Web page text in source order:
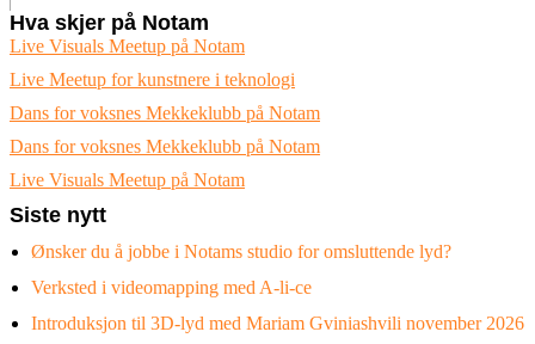
Hva skjer på Notam
Live Visuals Meetup på Notam
Live Meetup for kunstnere i teknologi
Dans for voksnes Mekkeklubb på Notam
Dans for voksnes Mekkeklubb på Notam
Live Visuals Meetup på Notam
Siste nytt
Ønsker du å jobbe i Notams studio for omsluttende lyd?
Verksted i videomapping med A-li-ce
Introduksjon til 3D-lyd med Mariam Gviniashvili november 2026